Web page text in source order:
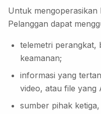
Untuk mengoperasikan
Pelanggan dapat
telemetri perangkat,
keamanan;
informasi yang
video, atau file yang
sumber pihak